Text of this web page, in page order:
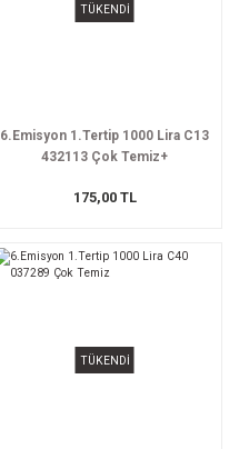
TÜKENDİ
6.Emisyon 1.Tertip 1000 Lira C13
432113 Çok Temiz+
175,00 TL
TÜKENDİ